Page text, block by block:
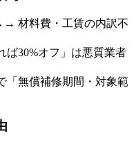
→ 材料費・工賃の内訳不
ば30%オフ」は悪質業者
「無償補修期間・対象範